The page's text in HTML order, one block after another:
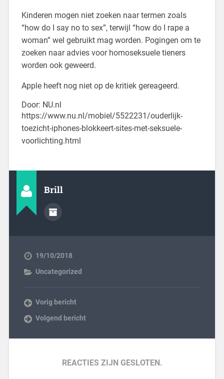
Kinderen mogen niet zoeken naar termen zoals
“how do I say no to sex”, terwijl “how do I rape a
woman” wel gebruikt mag worden. Pogingen om te
zoeken naar advies voor homoseksuele tieners
worden ook geweerd.
Apple heeft nog niet op de kritiek gereageerd.
Door: NU.nl
https://www.nu.nl/mobiel/5522231/ouderlijk-
toezicht-iphones-blokkeert-sites-met-seksuele-
voorlichting.html
Brill
19/10/2018
Uncategorized
Vorig bericht
Volgend bericht
REACTIES ZIJN GESLOTEN.